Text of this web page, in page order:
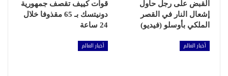
القبض على رجل حاول
إشعال النار في القصر
الملكي بأوسلو (فيديو)
قوات كييف تقصف جمهورية
دونيتسك بـ 65 مقذوفا خلال
24 ساعة
أخبار العالم أخبار العالم